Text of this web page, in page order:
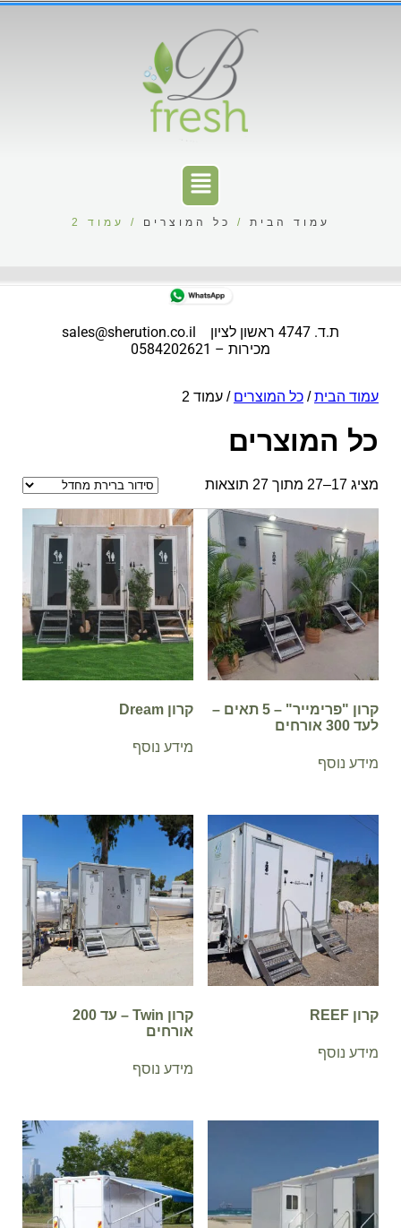
עמוד הבית/כל המוצרים/ עמוד 2
ת.ד. 4747 ראשון לציון
sales@sherution.co.il
מכירות – 0584202621
עמוד הבית/כל המוצרים/ עמוד 2
כל המוצרים
מציג 17–27 מתוך 27 תוצאות
קרון "פרימייר" – 5 תאים –
לעד 300 אורחים
מידע נוסף
קרון Dream
מידע נוסף
קרון REEF
מידע נוסף
קרון Twin – עד 200
אורחים
מידע נוסף